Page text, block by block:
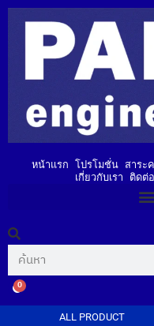
หน้าแรก โปรโมชั่น สาระ
เกี่ยวกับเรา
ติดต่อ
0
ALL PRODUCT